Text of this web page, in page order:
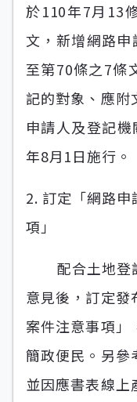
於110年7月13
文，新增網路
至第70條之7條
記的對象、應附
申請人及登記
年8月1日施行。
2. 訂定「網路
項」
配合土地登
意見後，訂定發
案件注意事項」
簡政便民。另參
並因應書表線